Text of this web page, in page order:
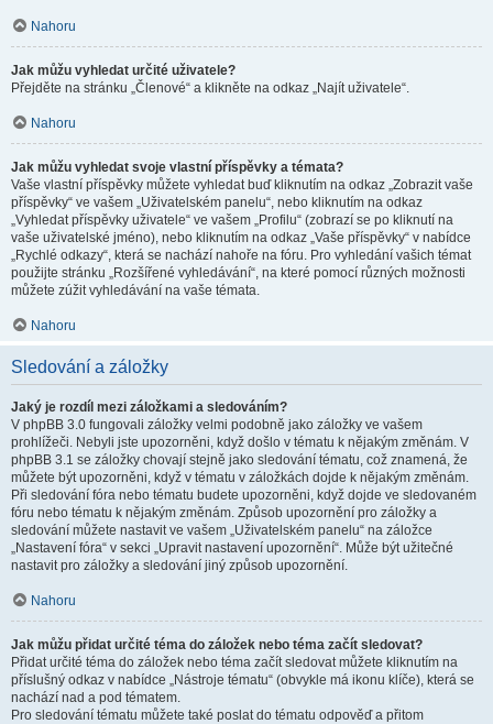
Nahoru
Jak můžu vyhledat určité uživatele?
Přejděte na stránku „Členové“ a klikněte na odkaz „Najít uživatele“.
Nahoru
Jak můžu vyhledat svoje vlastní příspěvky a témata?
Vaše vlastní příspěvky můžete vyhledat buď kliknutím na odkaz „Zobrazit vaše
příspěvky“ ve vašem „Uživatelském panelu“, nebo kliknutím na odkaz
„Vyhledat příspěvky uživatele“ ve vašem „Profilu“ (zobrazí se po kliknutí na
vaše uživatelské jméno), nebo kliknutím na odkaz „Vaše příspěvky“ v nabídce
„Rychlé odkazy“, která se nachází nahoře na fóru. Pro vyhledání vašich témat
použijte stránku „Rozšířené vyhledávání“, na které pomocí různých možnosti
můžete zúžit vyhledávání na vaše témata.
Nahoru
Sledování a záložky
Jaký je rozdíl mezi záložkami a sledováním?
V phpBB 3.0 fungovali záložky velmi podobně jako záložky ve vašem
prohlížeči. Nebyli jste upozorněni, když došlo v tématu k nějakým změnám. V
phpBB 3.1 se záložky chovají stejně jako sledování tématu, což znamená, že
můžete být upozorněni, když v tématu v záložkách dojde k nějakým změnám.
Při sledování fóra nebo tématu budete upozorněni, když dojde ve sledovaném
fóru nebo tématu k nějakým změnám. Způsob upozornění pro záložky a
sledování můžete nastavit ve vašem „Uživatelském panelu“ na záložce
„Nastavení fóra“ v sekci „Upravit nastavení upozornění“. Může být užitečné
nastavit pro záložky a sledování jiný způsob upozornění.
Nahoru
Jak můžu přidat určité téma do záložek nebo téma začít sledovat?
Přidat určité téma do záložek nebo téma začít sledovat můžete kliknutím na
příslušný odkaz v nabídce „Nástroje tématu“ (obvykle má ikonu klíče), která se
nachází nad a pod tématem.
Pro sledování tématu můžete také poslat do tématu odpověď a přitom